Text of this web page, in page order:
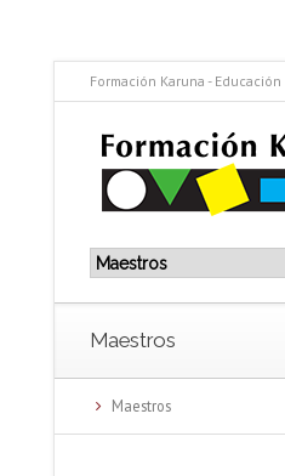
Maestros
Maestros